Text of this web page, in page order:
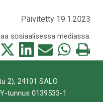
Päivitetty 19.1.2023
sosiaalisessa mediassa:
Jaa
tämä
Jaa
tämä
Jaa
tämä
Jaa
tämä
Tulosta
tämä
2), 24101 SALO
tunnus 0139533-1